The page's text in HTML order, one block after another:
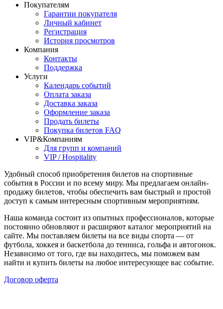
Покупателям
Гарантии покупателя
Личный кабинет
Регистрация
История просмотров
Компания
Контакты
Поддержка
Услуги
Календарь событий
Оплата заказа
Доставка заказа
Оформление заказа
Продать билеты
Покупка билетов FAQ
VIP&Компаниям
Для групп и компаний
VIP / Hospitality
Удобный способ приобретения билетов на спортивные
события в России и по всему миру. Мы предлагаем онлайн-
продажу билетов, чтобы обеспечить вам быстрый и простой
доступ к самым интересным спортивным мероприятиям.
Наша команда состоит из опытных профессионалов, которые
постоянно обновляют и расширяют каталог мероприятий на
сайте. Мы поставляем билеты на все виды спорта — от
футбола, хоккея и баскетбола до тенниса, гольфа и автогонок.
Независимо от того, где вы находитесь, мы поможем вам
найти и купить билеты на любое интересующее вас событие.
Договор оферта